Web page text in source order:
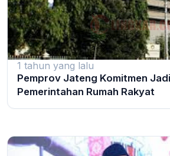
1 tahun yang lalu
Pemprov Jateng Komitmen
Pemerintahan Rumah Rakyat